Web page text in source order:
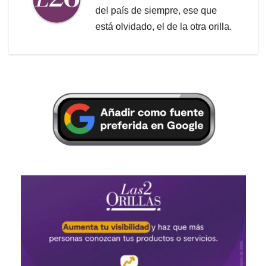
del país de siempre, ese que
está olvidado, el de la otra orilla.